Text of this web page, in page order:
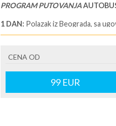
PROGRAM PUTOVANJA
1 DAN: Polazak iz Beograda, sa
prema dogovorenoj satnici.
ugovorene smeštajne jedinice od
NOĆENJE./USLUGA PO
Napuštanje smeštajnih
CENA OD
99EUR